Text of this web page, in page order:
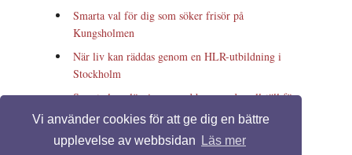
Vi använder cookies för att ge dig en bättre
upplevelse av webbsidan
Läs mer
Smarta val för dig som söker frisör på
Kungsholmen
När liv kan räddas genom en HLR-utbildning i
Stockholm
Smarta lagerlösningar med begagnade pallställ för
effektiv förvaring
Hitta den perfekta förlovningsringen för ditt